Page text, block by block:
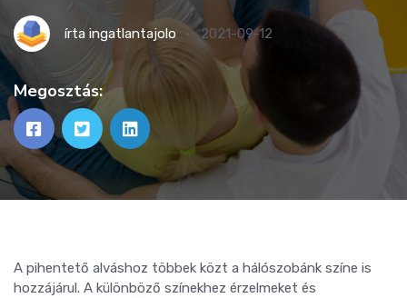
írta ingatlantajolo 2021-09-12
Megosztás:
A pihentető alváshoz többek közt a hálószobánk színe is
hozzájárul. A különböző színekhez érzelmeket és